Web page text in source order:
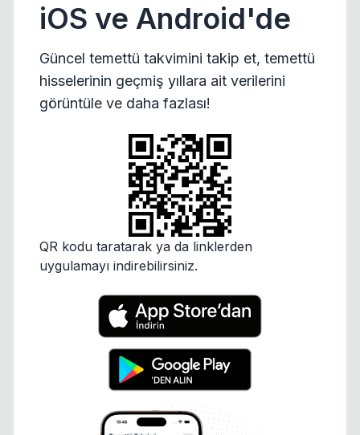
iOS ve Android'de
Güncel temettü takvimini takip et, temettü
hisselerinin geçmiş yıllara ait verilerini
görüntüle ve daha fazlası!
QR kodu taratarak ya da linklerden
uygulamayı indirebilirsiniz.